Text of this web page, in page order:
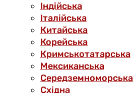
Індійська
Італійська
Китайська
Корейська
Кримськотатарська
Мексиканська
Середземноморська
Східна